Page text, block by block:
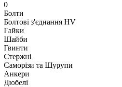
0
Болти
Болтові з'єднання HV
Гайки
Шайби
Гвинти
Стержні
Саморізи та Шурупи
Анкери
Дюбелі